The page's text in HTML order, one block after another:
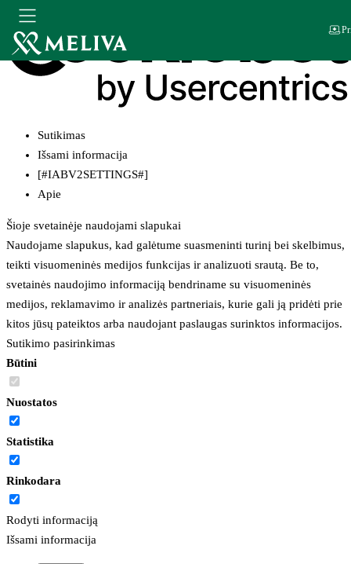
Sutikimas
Išsami informacija
[#IABV2SETTINGS#]
Apie
Šioje svetainėje naudojami slapukai
Naudojame slapukus, kad galėtume suasmeninti turinį bei skelbimus,
teikti visuomeninės medijos funkcijas ir analizuoti srautą. Be to,
svetainės naudojimo informaciją bendriname su visuomeninės
medijos, reklamavimo ir analizės partneriais, kurie gali ją pridėti prie
kitos jūsų pateiktos arba naudojant paslaugas surinktos informacijos.
Sutikimo pasirinkimas
Būtini
Nuostatos
Statistika
Rinkodara
Rodyti informaciją
Išsami informacija